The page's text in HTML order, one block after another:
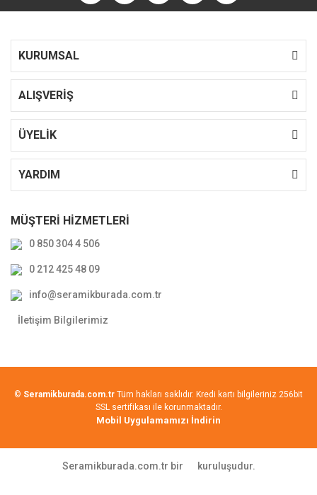
KURUMSAL
ALIŞVERİŞ
ÜYELİK
YARDIM
MÜŞTERİ HİZMETLERİ
0 850 304 4 506
0 212 425 48 09
info@seramikburada.com.tr
İletişim Bilgilerimiz
© Seramikburada.com.tr Tüm hakları saklıdır. Kredi kartı bilgileriniz 256bit
SSL sertifikası ile korunmaktadır.
Mobil Uygulamamızı İndirin
Seramikburada.com.tr bir kuruluşudur.